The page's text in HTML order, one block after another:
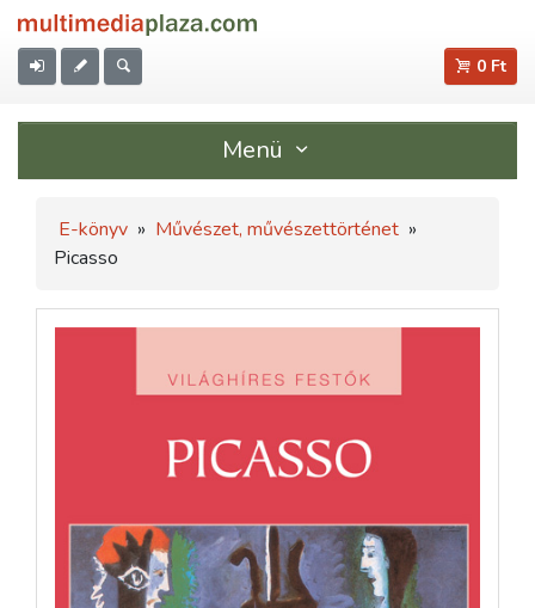
0 Ft
Menü
E-könyv » Művészet, művészettörténet »
Picasso